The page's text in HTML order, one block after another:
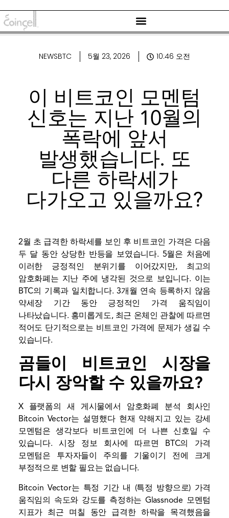
NEWSBTC 5월 23, 2026 10:46 오전
이 비트코인 ​​모멘텀
신호는 지난 10월의
폭락에 앞서
발생했습니다. 또
다른 하락세가
다가오고 있을까요?
2월 초 급격한 하락세를 보인 후 비트코인 ​​가격은 다음
두 달 동안 상당한 반등을 보였습니다. 5월은 처음에
이러한 긍정적인 분위기를 이어갔지만, 최고의
암호화폐는 지난 주에 냉각된 것으로 보입니다. 이는
BTC의 기록과 일치합니다.3개월 연속 등록하지 않음
약세장 기간 동안 긍정적인 가격 움직임이
나타났습니다. 흥미롭게도, 최근 온체인 관찰에 따르면
적어도 단기적으로는 비트코인 ​​가격에 문제가 생길 수
있습니다.
곰들이 비트코인 ​​시장을
다시 장악할 수 있을까요?
X 플랫폼의 새 게시물에서 암호화폐 분석 회사인
Bitcoin Vector는 설명했다현재 약해지고 있는 강세
모멘텀은 생각보다 비트코인에 더 나쁜 신호일 수
있습니다. 시장 정보 회사에 따르면 BTC의 가격
모멘텀은 투자자들이 주의를 기울이기 전에 크게
부정적으로 변할 필요는 없습니다.
Bitcoin Vector는 특정 기간 내 (특정 방향으로) 가격
움직임의 속도와 강도를 측정하는 Glassnode 모멘텀
지표가 최근 며칠 동안 급격한 하락을 목격했음을